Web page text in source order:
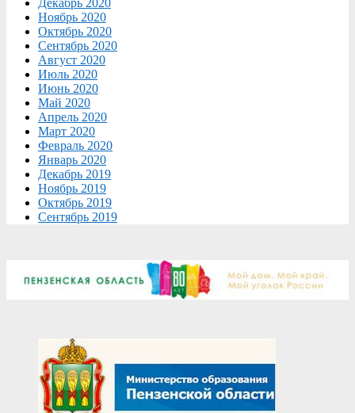
Ноябрь 2020
Октябрь 2020
Сентябрь 2020
Август 2020
Июль 2020
Июнь 2020
Май 2020
Апрель 2020
Март 2020
Февраль 2020
Январь 2020
Декабрь 2019
Ноябрь 2019
Октябрь 2019
Сентябрь 2019